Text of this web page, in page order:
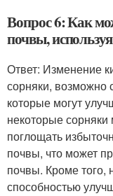
Вопрос 6: Как
почвы,
Ответ: Изменение
сорняки,
которые могут
некоторые сорняки
поглощать
почвы, что может
почвы. Кроме того,
способностью